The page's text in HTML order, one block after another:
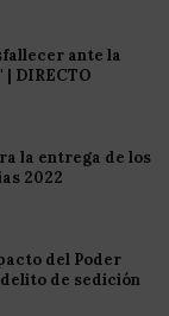
ante la
DIRECTO
la entrega de los
2022
del Poder
de sedición